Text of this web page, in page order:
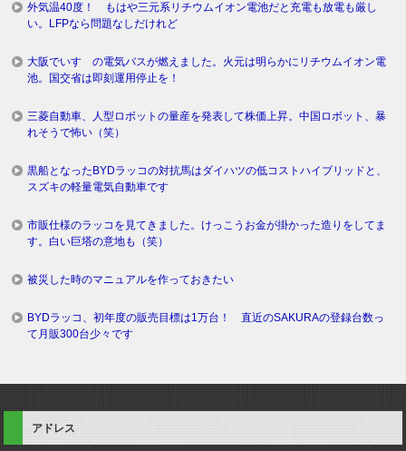
外気温40度！ もはや三元系リチウムイオン電池だと充電も放電も厳し
い。LFPなら問題なしだけれど
大阪でいすゞの電気バスが燃えました。火元は明らかにリチウムイオン電
池。国交省は即刻運用停止を！
三菱自動車、人型ロボットの量産を発表して株価上昇。中国ロボット、暴
れそうで怖い（笑）
黒船となったBYDラッコの対抗馬はダイハツの低コストハイブリッドと、
スズキの軽量電気自動車です
市販仕様のラッコを見てきました。けっこうお金が掛かった造りをしてま
す。白い巨塔の意地も（笑）
被災した時のマニュアルを作っておきたい
BYDラッコ、初年度の販売目標は1万台！ 直近のSAKURAの登録台数っ
て月販300台少々です
アドレス